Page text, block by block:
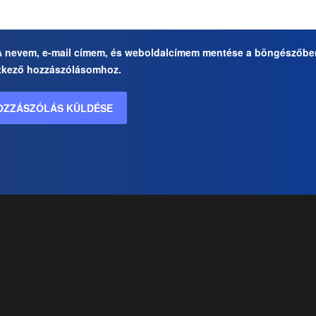
nevem, e-mail címem, és weboldalcímem mentése a
hozzászólásomhoz.